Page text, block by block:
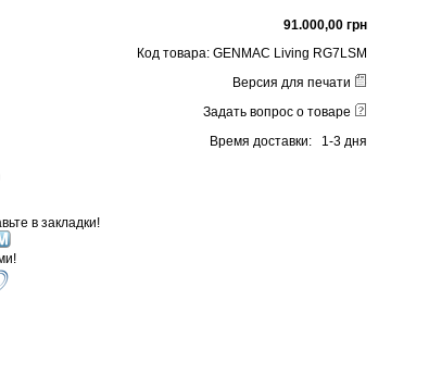
в закладки!
91.000,00 грн
Код товара: GENMAC Living RG7LSM
Версия для печати
Задать вопрос о товаре
Время доставки: 1-3 дня